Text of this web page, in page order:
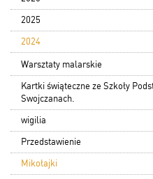
2025
2024
Warsztaty malarskie
Kartki świąteczne ze Szkoły
Swojczanach.
wigilia
Przedstawienie
Mikołajki